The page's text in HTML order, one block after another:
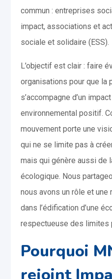
commun : entreprises
impact, associations et
sociale et solidaire (ESS).
L’objectif est clair : faire
organisations pour que la
s’accompagne d’un
environnemental positif.
mouvement porte une
qui ne se limite pas à
mais qui génère aussi de
écologique. Nous
nous avons un rôle et
dans l’édification d’une
respectueuse des limites
Pourquoi